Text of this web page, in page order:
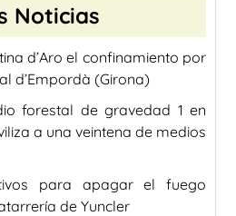
Noticias
d’Aro el confinamiento por
d’Empordà (Girona)
forestal de gravedad 1 en
a una veintena de medios
para apagar el fuego
de Yuncler